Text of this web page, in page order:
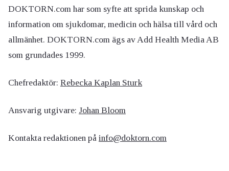
DOKTORN.com har som syfte att sprida kunskap och
information om sjukdomar, medicin och hälsa till vård och
allmänhet. DOKTORN.com ägs av Add Health Media AB
som grundades 1999.
Chefredaktör: Rebecka Kaplan Sturk
Ansvarig utgivare: Johan Bloom
Kontakta redaktionen på info@doktorn.com